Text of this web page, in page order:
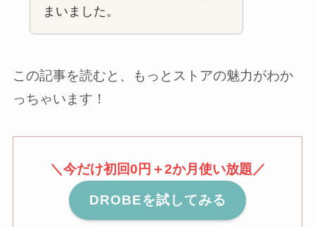
まいました。
この記事を読むと、もっとストアの魅力がわか
っちゃいます！
＼今だけ初回0円＋2か月使い放題／
DROBEを試してみる